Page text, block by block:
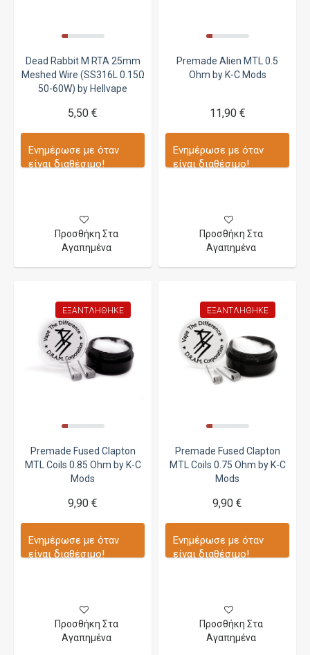
Dead Rabbit M RTA 25mm
Meshed Wire (SS316L 0.15Ω
50-60W) by Hellvape
5,50 €
Ενημέρωσε με όταν
είναι διαθέσιμο!
Προσθήκη Στα
Αγαπημένα
Premade Alien MTL 0.5
Ohm by K-C Mods
11,90 €
Ενημέρωσε με όταν
είναι διαθέσιμο!
Προσθήκη Στα
Αγαπημένα
ΕΞΑΝΤΛΉΘΗΚΕ
Premade Fused Clapton
MTL Coils 0.85 Ohm by K-C
Mods
9,90 €
Ενημέρωσε με όταν
είναι διαθέσιμο!
Προσθήκη Στα
Αγαπημένα
ΕΞΑΝΤΛΉΘΗΚΕ
Premade Fused Clapton
MTL Coils 0.75 Ohm by K-C
Mods
9,90 €
Ενημέρωσε με όταν
είναι διαθέσιμο!
Προσθήκη Στα
Αγαπημένα